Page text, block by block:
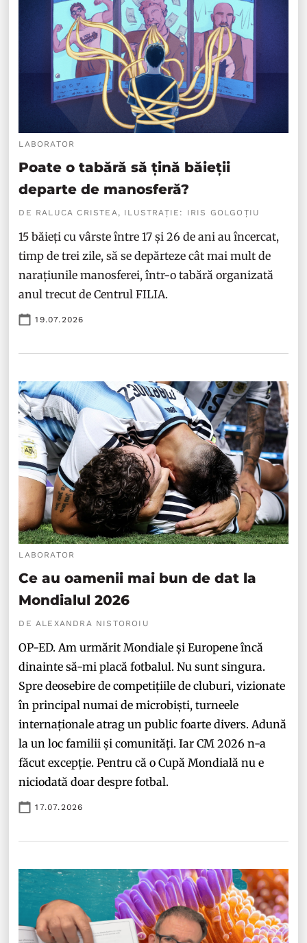
LABORATOR
Poate o tabără să țină băieții
departe de manosferă?
DE RALUCA CRISTEA, ILUSTRAȚIE: IRIS GOLGOȚIU
15 băieți cu vârste între 17 și 26 de ani au încercat,
timp de trei zile, să se depărteze cât mai mult de
narațiunile manosferei, într-o tabără organizată
anul trecut de Centrul FILIA.
19.07.2026
LABORATOR
Ce au oamenii mai bun de dat la
Mondialul 2026
DE ALEXANDRA NISTOROIU
OP-ED. Am urmărit Mondiale și Europene încă
dinainte să-mi placă fotbalul. Nu sunt singura.
Spre deosebire de competițiile de cluburi, vizionate
în principal numai de microbiști, turneele
internaționale atrag un public foarte divers. Adună
la un loc familii și comunități. Iar CM 2026 n-a
făcut excepție. Pentru că o Cupă Mondială nu e
niciodată doar despre fotbal.
17.07.2026